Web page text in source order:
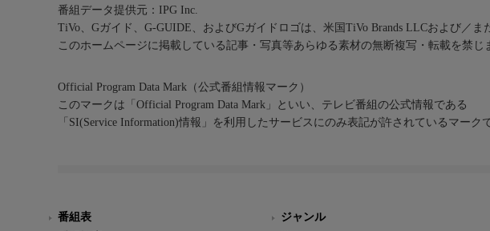
番組データ提供元：IPG Inc.
TiVo、Gガイド、G-GUIDE、およびGガイドロゴは、米国TiVo Brands LLCおよび／
このホームページに掲載している記事・写真等あらゆる素材の無断複写・転載を禁じ
Official Program Data Mark（公式番組情報マーク）
このマークは「Official Program Data Mark」といい、テレビ番組の公式情報である
「SI(Service Information)情報」を利用したサービスにのみ表記が許されているマーク
番組表
ジャンル